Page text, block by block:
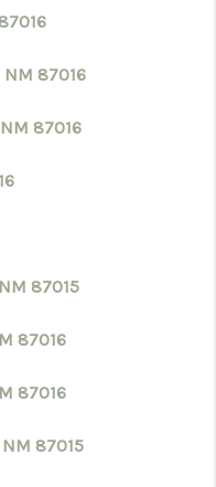
NM 87016
87016
87015
87016
87016
87015